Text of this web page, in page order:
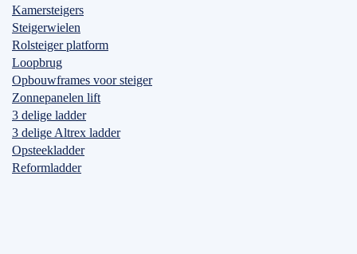
Kamersteigers
Steigerwielen
Rolsteiger platform
Loopbrug
Opbouwframes voor steiger
Zonnepanelen lift
3 delige ladder
3 delige Altrex ladder
Opsteekladder
Reformladder